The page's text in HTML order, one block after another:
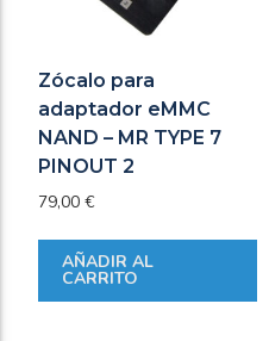
Zócalo para
adaptador eMMC
NAND – MR TYPE 7
PINOUT 2
79,00 €
AÑADIR AL
CARRITO